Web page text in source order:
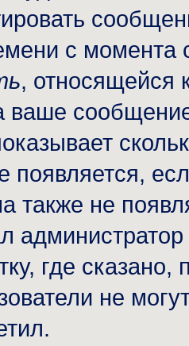
с
, относящейся
ваше
появляется,
также не
где
не